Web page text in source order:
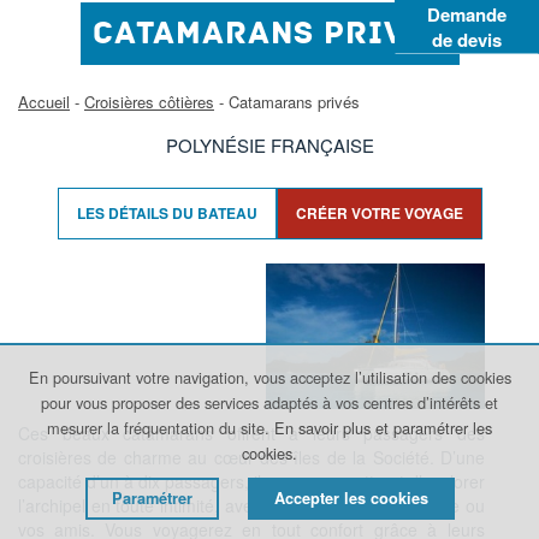
CATAMARANS PRIVÉS
Accueil - Croisières côtières - Catamarans privés
POLYNÉSIE FRANÇAISE
LES DÉTAILS DU BATEAU CRÉER VOTRE VOYAGE
Ces beaux catamarans offrent à leurs passagers des
croisières de charme au cœur des îles de la Société. D’une
capacité d’un à dix passagers, ils vous permettront d’explorer
l’archipel en toute intimité, avec votre moitié, votre famille ou
Demande
de devis
En poursuivant votre navigation, vous acceptez l’utilisation des cookies
pour vous proposer des services adaptés à vos centres d’intérêts et
mesurer la fréquentation du site. En savoir plus et paramétrer les
cookies.
Paramétrer Accepter les cookies